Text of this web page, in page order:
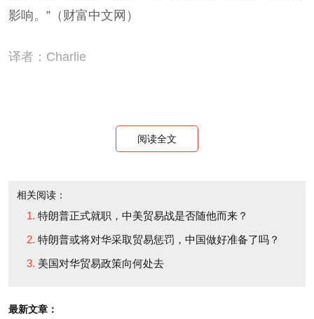
影响。”（财富中文网）
译者：Charlie
阅读全文
相关阅读：
特朗普正式就职，中美贸易战是否随他而来？
特朗普或将对华采取贸易惩罚，中国做好准备了吗？
美国对华贸易政策向何处去
最新文章：